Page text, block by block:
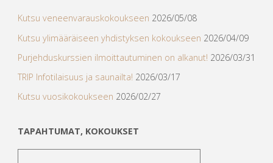
Kutsu veneenvarauskokoukseen 2026/05/08
Kutsu ylimääräiseen yhdistyksen kokoukseen 2026/04/09
Purjehduskurssien ilmoittautuminen on alkanut! 2026/03/31
TRIP Infotilaisuus ja saunailta! 2026/03/17
Kutsu vuosikokoukseen 2026/02/27
TAPAHTUMAT, KOKOUKSET